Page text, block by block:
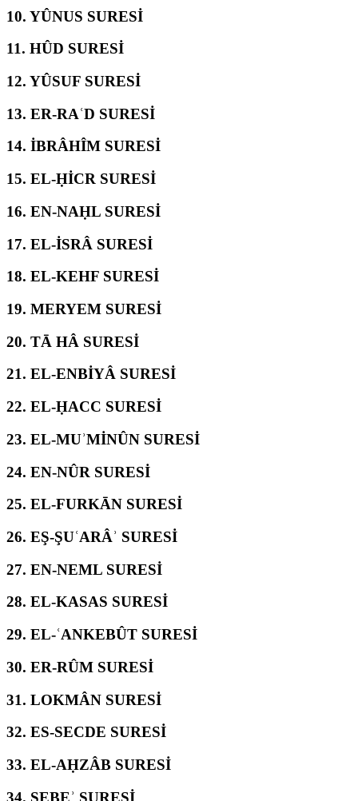
10. YÛNUS SURESİ
11. HÛD SURESİ
12. YÛSUF SURESİ
13. ER-RAʿD SURESİ
14. İBRÂHÎM SURESİ
15. EL-ḤİCR SURESİ
16. EN-NAḤL SURESİ
17. EL-İSRÂ SURESİ
18. EL-KEHF SURESİ
19. MERYEM SURESİ
20. TĀ HÂ SURESİ
21. EL-ENBİYÂ SURESİ
22. EL-ḤACC SURESİ
23. EL-MUʾMİNÛN SURESİ
24. EN-NÛR SURESİ
25. EL-FURKĀN SURESİ
26. EŞ-ŞUʿARÂʾ SURESİ
27. EN-NEML SURESİ
28. EL-KASAS SURESİ
29. EL-ʿANKEBÛT SURESİ
30. ER-RÛM SURESİ
31. LOKMÂN SURESİ
32. ES-SECDE SURESİ
33. EL-AḤZÂB SURESİ
34. SEBEʾ SURESİ